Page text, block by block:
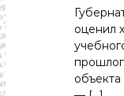
оценил